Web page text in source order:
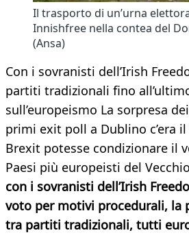
Il trasporto di un’urna
Innishfree nella contea del
(Ansa)
Con i sovranisti dell’Irish
partiti tradizionali fino
sull’europeismo La sorpresa
primi exit poll a Dublino c’era
Brexit potesse condizionare il
Paesi più europeisti del
con i sovranisti dell’Irish
voto per motivi procedurali, la
tra partiti tradizionali, tutti